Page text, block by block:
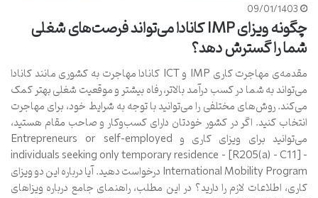
09/01/1403
چگونه ویزای IMP کانادا می‌تواند فرصت‌های شغلی
شما را گسترش دهد؟
مقدمه‌ی مهاجرت کاری IMP و ICT کانادا مهاجرت به کشوری مانند کانادا
می‌تواند به شما در کسب درآمد بالاتر، رفاه بیشتر و موقعیت شغلی بهتر کمک
می‌کند. روش‌های مختلفی را می‌توانید با توجه به شرایط خود، برای مهاجرت
انتخاب کنید. اگر در کشور خودتان دارای کسب‌وکار و صاحب مقام هستید،
می‌توانید برای ویزای کاری و Entrepreneurs or self-employed
individuals seeking only temporary residence – [R205(a) – C11] –
International Mobility Program درخواست دهید. آیا درباره این دو ویزای
کاری، اطلاعات لازم را دارید؟ در این مطلب، راهنمای جامع درباره ویزا‌های